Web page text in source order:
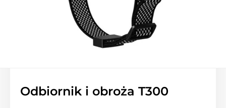
Odbiornik i obroża T300